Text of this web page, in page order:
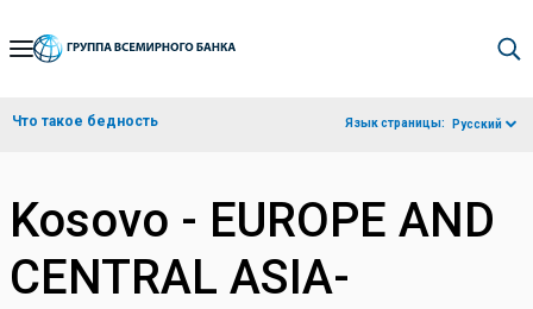
Skip
Navigation
Что такое бедность Язык страницы: Русский
Kosovo - EUROPE AND
CENTRAL ASIA-